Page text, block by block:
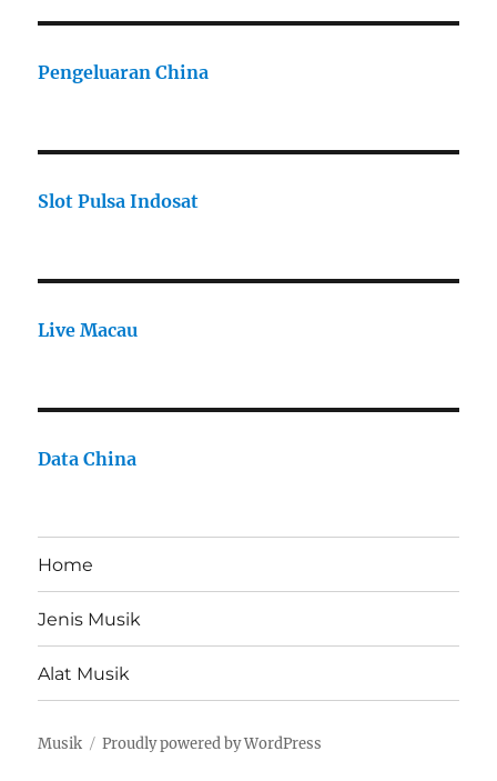
Pengeluaran China
Slot Pulsa Indosat
Live Macau
Data China
Home
Jenis Musik
Alat Musik
Musik Proudly powered by WordPress